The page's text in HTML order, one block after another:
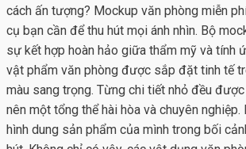
cách ấn tượng? Mockup văn phòng miễn
cụ bạn cần để thu hút mọi ánh nhìn. Bộ
sự kết hợp hoàn hảo giữa thẩm mỹ và tính
vật phẩm văn phòng được sắp đặt tinh tế
màu sang trọng. Từng chi tiết nhỏ đều
nên một tổng thể hài hòa và chuyên nghiệp.
hình dung sản phẩm của mình trong bối